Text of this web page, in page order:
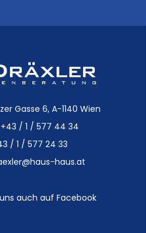
Gasse 6, A-1140 Wien
+43 / 1 / 577 44 34
/ 1 / 577 24 33
haus.at
auch auf Facebook